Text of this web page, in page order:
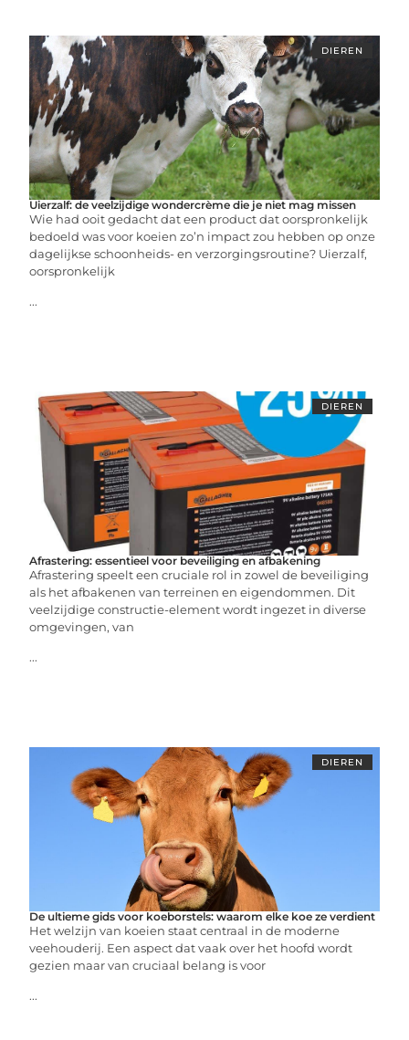
DIEREN
Uierzalf: de veelzijdige wondercrème die je niet mag missen
Wie had ooit gedacht dat een product dat oorspronkelijk
bedoeld was voor koeien zo’n impact zou hebben op onze
dagelijkse schoonheids- en verzorgingsroutine? Uierzalf,
oorspronkelijk
...
DIEREN
Afrastering: essentieel voor beveiliging en afbakening
Afrastering speelt een cruciale rol in zowel de beveiliging
als het afbakenen van terreinen en eigendommen. Dit
veelzijdige constructie-element wordt ingezet in diverse
omgevingen, van
...
DIEREN
De ultieme gids voor koeborstels: waarom elke koe ze verdient
Het welzijn van koeien staat centraal in de moderne
veehouderij. Een aspect dat vaak over het hoofd wordt
gezien maar van cruciaal belang is voor
...